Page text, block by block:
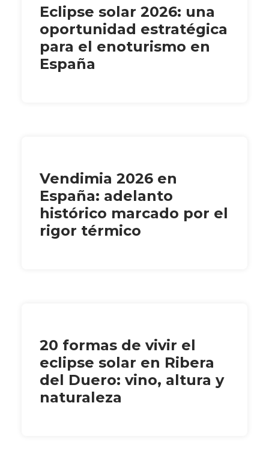
Eclipse solar 2026: una
oportunidad estratégica
para el enoturismo en
España
Vendimia 2026 en
España: adelanto
histórico marcado por el
rigor térmico
20 formas de vivir el
eclipse solar en Ribera
del Duero: vino, altura y
naturaleza